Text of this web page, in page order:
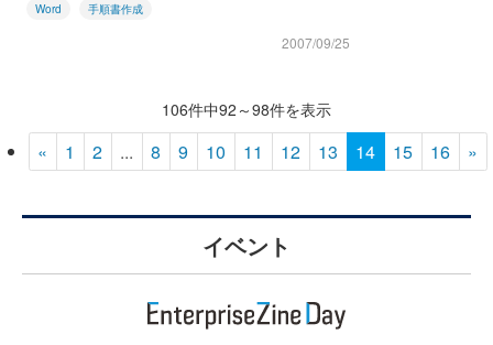
Word 手順書作成
2007/09/25
106件中92～98件を表示
« 1 2 ... 8 9 10 11 12 13 14 15 16 »
イベント